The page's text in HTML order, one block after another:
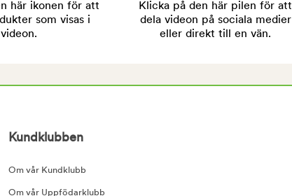
här ikonen för att
som visas i
videon.
Klicka på den här pilen för att
dela videon på sociala medier
eller direkt till en vän.
Kundklubben
Om vår Kundklubb
Om vår Uppfödarklubb